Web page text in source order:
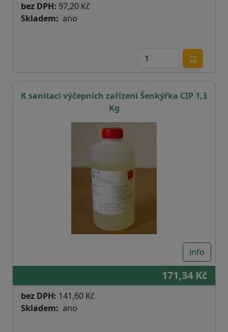
bez DPH: 97,20 Kč
Skladem
ano
K sanitaci výčepních zařízení Šenkýřka CIP 1,3
Kg
info
171,34 Kč
bez DPH: 141,60 Kč
Skladem
ano